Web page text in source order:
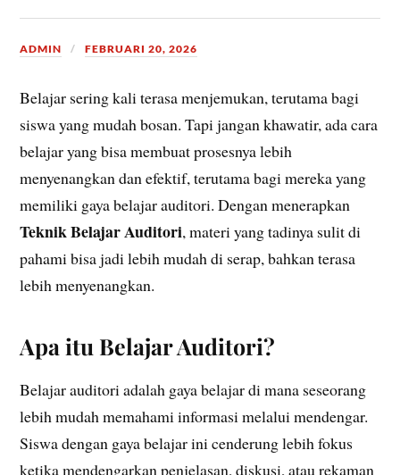
ADMIN FEBRUARI 20, 2026
Belajar sering kali terasa menjemukan, terutama bagi
siswa yang mudah bosan. Tapi jangan khawatir, ada cara
belajar yang bisa membuat prosesnya lebih
menyenangkan dan efektif, terutama bagi mereka yang
memiliki gaya belajar auditori. Dengan menerapkan
Teknik Belajar Auditori, materi yang tadinya sulit di
pahami bisa jadi lebih mudah di serap, bahkan terasa
lebih menyenangkan.
Apa itu Belajar Auditori?
Belajar auditori adalah gaya belajar di mana seseorang
lebih mudah memahami informasi melalui mendengar.
Siswa dengan gaya belajar ini cenderung lebih fokus
ketika mendengarkan penjelasan, diskusi, atau rekaman